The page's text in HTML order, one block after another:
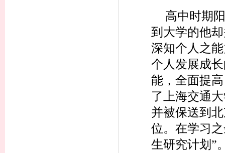
高中时期
到大学的他
深知个人之
个人发展成
能，全面提
了上海交通
并被保送到
位。在学习
生研究计划”